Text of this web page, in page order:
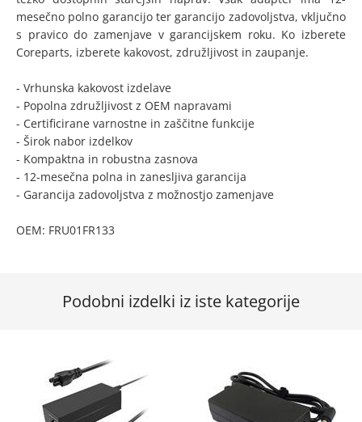
mesečno polno garancijo ter garancijo zadovoljstva, vključno
s pravico do zamenjave v garancijskem roku. Ko izberete
Coreparts, izberete kakovost, združljivost in zaupanje.
- Vrhunska kakovost izdelave
- Popolna združljivost z OEM napravami
- Certificirane varnostne in zaščitne funkcije
- Širok nabor izdelkov
- Kompaktna in robustna zasnova
- 12-mesečna polna in zanesljiva garancija
- Garancija zadovoljstva z možnostjo zamenjave
OEM: FRU01FR133
Podobni izdelki iz iste kategorije